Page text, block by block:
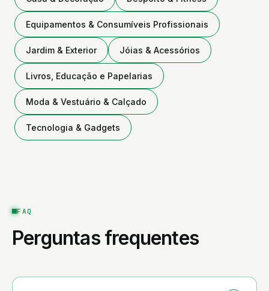
Equipamentos & Consumíveis Profissionais
Jardim & Exterior Jóias & Acessórios
Livros, Educação e Papelarias
Moda & Vestuário & Calçado
Tecnologia & Gadgets
FAQ
Perguntas frequentes